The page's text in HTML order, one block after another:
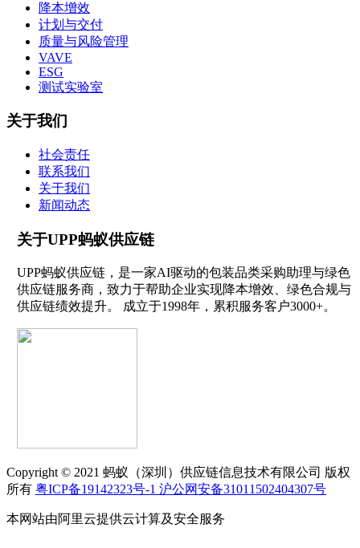
降本增效
计划与交付
质量与风险管理
VAVE
ESG
测试实验室
关于我们
社会责任
联系我们
关于我们
新闻动态
关于UPP蚂蚁供应链
UPP蚂蚁供应链，是一家AI驱动的包装品类采购助理与绿色
供应链服务商，致力于帮助企业实现降本增效、绿色合规与
供应链绩效提升。 成立于1998年，累积服务客户3000+。
Copyright © 2021 蚂蚁（深圳）供应链信息技术有限公司 版权
所有 粤ICP备19142323号-1 沪公网安备31011502404307号
本网站由阿里云提供云计算及安全服务